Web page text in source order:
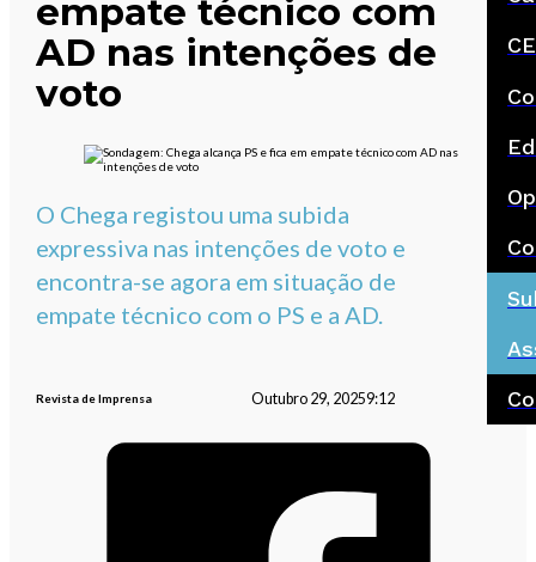
empate técnico com
AD nas intenções de
voto
O Chega registou uma subida
expressiva nas intenções de voto e
encontra-se agora em situação de
empate técnico com o PS e a AD.
Revista de Imprensa Outubro 29, 20259:12